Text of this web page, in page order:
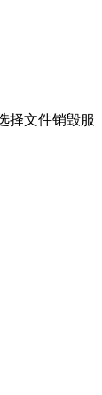
择文件销毁服